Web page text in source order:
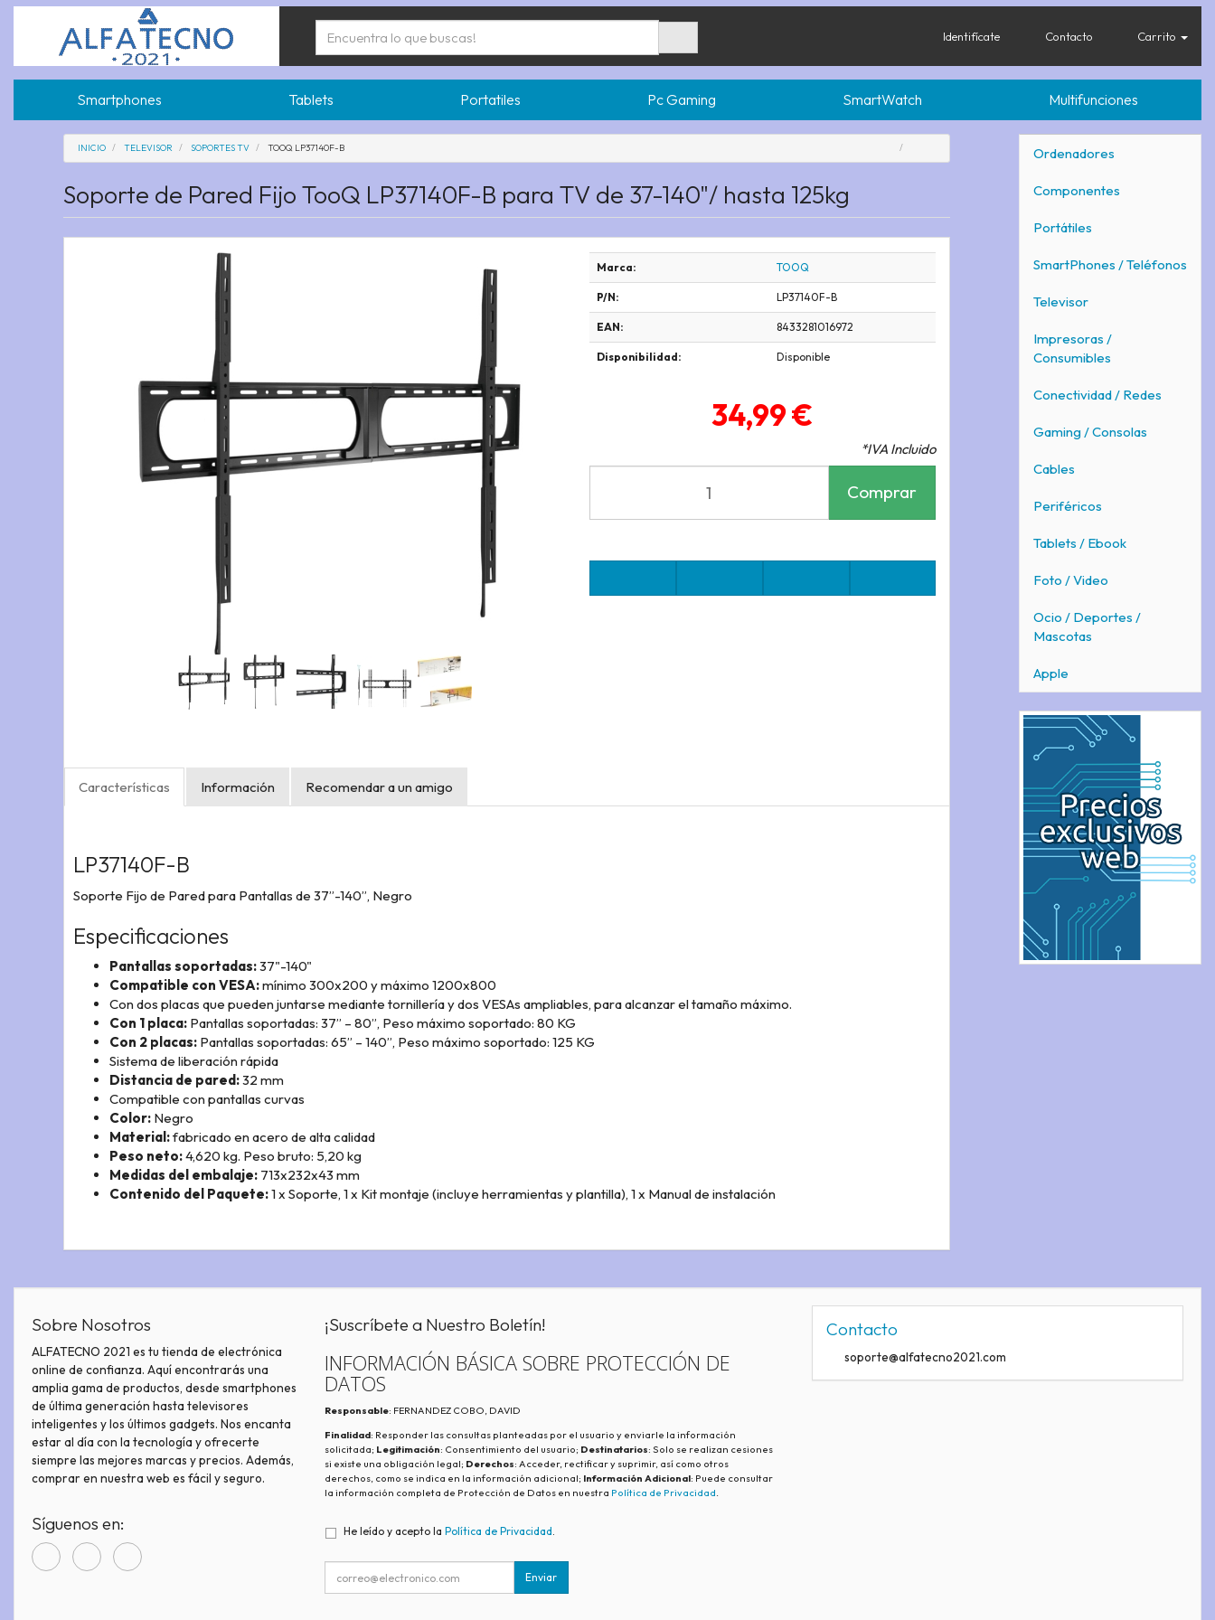
Identifícate Contacto Carrito
Smartphones Tablets Portatiles Pc Gaming SmartWatch Multifunciones
Ordenadores
Componentes
Portátiles
SmartPhones / Teléfonos
Televisor
Impresoras /
Consumibles
Conectividad / Redes
Gaming / Consolas
Cables
Periféricos
Tablets / Ebook
Foto / Video
Ocio / Deportes /
Mascotas
Apple
INICIO TELEVISOR SOPORTES TV TOOQ LP37140F-B
Soporte de Pared Fijo TooQ LP37140F-B para TV de 37-140"/ hasta 125kg
Marca: TOOQ
P/N: LP37140F-B
EAN: 8433281016972
Disponibilidad: Disponible
34,99 €
*IVA Incluido
Comprar
Características Información Recomendar a un amigo
LP37140F-B
Soporte Fijo de Pared para Pantallas de 37”-140”, Negro
Especificaciones
Pantallas soportadas:37"-140"
Compatible con VESA:mínimo 300x200 y máximo 1200x800
Con dos placas que pueden juntarse mediante tornillería y dos VESAs ampliables, para alcanzar el tamaño máximo.
Con 1 placa: Pantallas soportadas: 37” – 80”, Peso máximo soportado: 80 KG
Con 2 placas: Pantallas soportadas: 65” – 140”, Peso máximo soportado: 125 KG
Sistema de liberación rápida
Distancia de pared:32 mm
Compatible con pantallas curvas
Color: Negro
Material:fabricado en acero de alta calidad
Peso neto:4,620 kg. Peso bruto: 5,20 kg
Medidas del embalaje: 713x232x43 mm
Contenido del Paquete:1 x Soporte,1 x Kit montaje (incluye herramientas y plantilla),1 x Manual de instalación
Sobre Nosotros
ALFATECNO 2021 es tu tienda de electrónica
online de confianza. Aquí encontrarás una
amplia gama de productos, desde smartphones
de última generación hasta televisores
inteligentes y los últimos gadgets. Nos encanta
estar al día con la tecnología y ofrecerte
siempre las mejores marcas y precios. Además,
comprar en nuestra web es fácil y seguro.
Síguenos en:
¡Suscríbete a Nuestro Boletín!
INFORMACIÓN BÁSICA SOBRE PROTECCIÓN DE
DATOS
Responsable: FERNANDEZ COBO, DAVID
Finalidad: Responder las consultas planteadas por el usuario y enviarle la información
solicitada; Legitimación: Consentimiento del usuario; Destinatarios: Solo se realizan cesiones
si existe una obligación legal; Derechos: Acceder, rectificar y suprimir, así como otros
derechos, como se indica en la información adicional; Información Adicional: Puede consultar
la información completa de Protección de Datos en nuestra Política de Privacidad.
He leído y acepto la Política de Privacidad.
Enviar
Contacto
soporte@alfatecno2021.com